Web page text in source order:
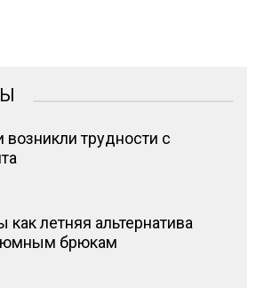
возникли трудности с
летняя альтернатива
брюкам